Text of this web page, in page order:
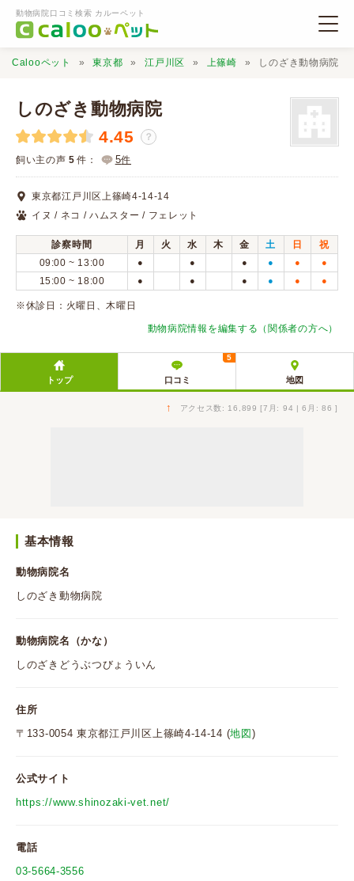
動物病院口コミ検索 カルーペット
動物病院検索
口コミ検索
Calooペットとは？
口コミ投稿
Calooペット 東京都 江戸川区 上篠崎 しのざき動物病院
しのざき動物病院
4.45 ？
飼い主の声 5 件： 5件
東京都江戸川区上篠崎4-14-14
イヌ / ネコ / ハムスター / フェレット
診察時間 月 火 水 木 金 土 日
祝
09:00 ~ 13:00
● ● ● ● ● ●
15:00 ~ 18:00 ● ● ● ● ● ●
※休診日：火曜日、木曜日
動物病院情報を編集する（関係者の方へ）
トップ 口コミ
5
地図
↑ アクセス数: 16,899 [7月: 94 | 6月: 86 ]
基本情報
動物病院名
しのざき動物病院
動物病院名（かな）
しのざきどうぶつびょういん
住所
〒133-0054 東京都江戸川区上篠崎4-14-14 (地図 )
公式サイト
https://www.shinozaki-vet.net/
電話
03-5664-3556